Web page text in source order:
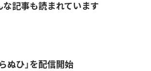
な記事も読まれています
ぬひ」を配信開始